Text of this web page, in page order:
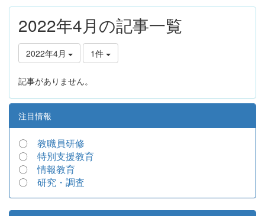
2022年4月の記事一覧
2022年4月 1件
記事がありません。
注目情報
〇 教職員研修
〇 特別支援教育
〇情報教育
〇 研究・調査